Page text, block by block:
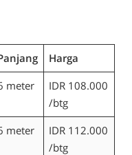
Harga
meter
IDR 108.000
/btg
meter
IDR 112.000
/btg